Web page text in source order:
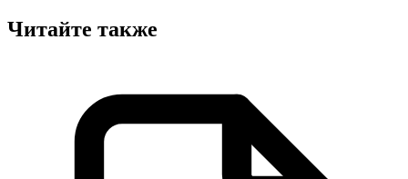
Читайте также